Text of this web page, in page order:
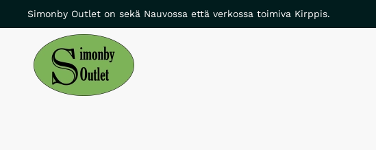
Skip to main content
Simonby Outlet on sekä Nauvossa että verkossa toimiva Kirppis.